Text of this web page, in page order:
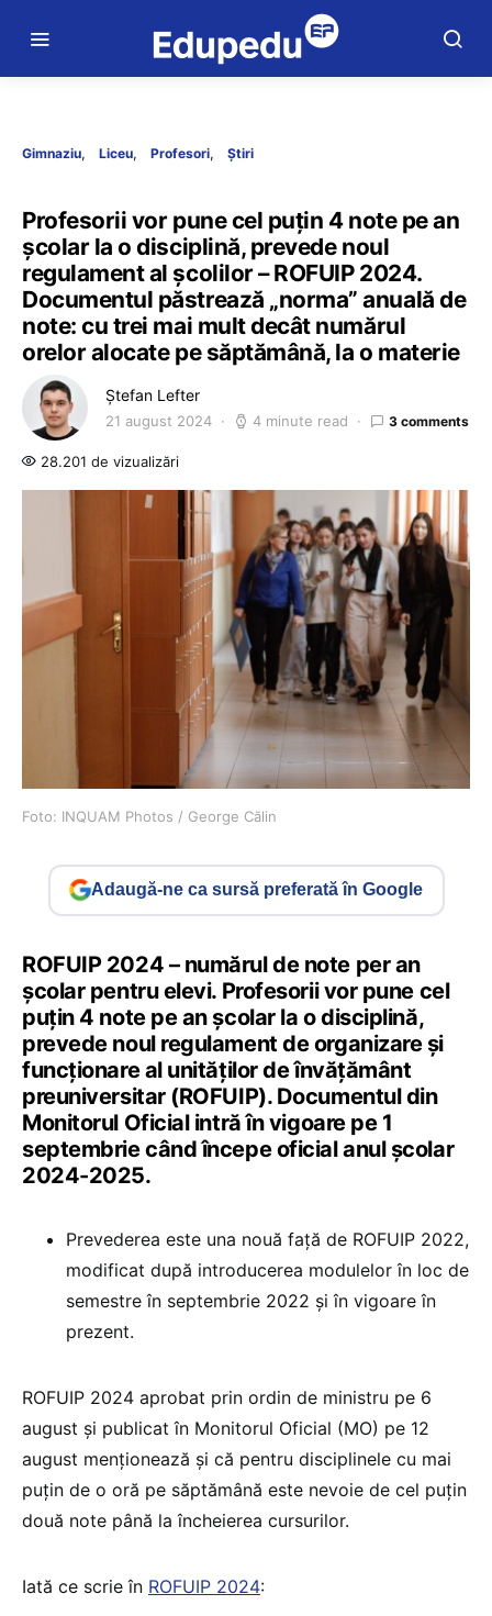
Gimnaziu Liceu Profesori Știri
Profesorii vor pune cel puțin 4 note pe an
școlar la o disciplină, prevede noul
regulament al școlilor – ROFUIP 2024.
Documentul păstrează „norma” anuală de
note: cu trei mai mult decât numărul
orelor alocate pe săptămână, la o materie
Ștefan Lefter
21 august 2024 4 minute read 3 comments
28.201 de vizualizări
Foto: INQUAM Photos / George Călin
Adaugă-ne ca sursă preferată în Google
ROFUIP 2024 – numărul de note per an
școlar pentru elevi. Profesorii vor pune cel
puțin 4 note pe an școlar la o disciplină,
prevede noul regulament de organizare și
funcționare al unităților de învățământ
preuniversitar (ROFUIP). Documentul din
Monitorul Oficial intră în vigoare pe 1
septembrie când începe oficial anul școlar
2024-2025.
Prevederea este una nouă față de ROFUIP 2022,
modificat după introducerea modulelor în loc de
semestre în septembrie 2022 și în vigoare în
prezent.
ROFUIP 2024 aprobat prin ordin de ministru pe 6
august și publicat în Monitorul Oficial (MO) pe 12
august menționează și că pentru disciplinele cu mai
puțin de o oră pe săptămână este nevoie de cel puțin
două note până la încheierea cursurilor.
Iată ce scrie în ROFUIP 2024: